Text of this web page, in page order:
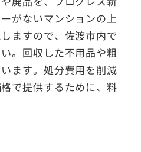
がないマンションの上
ますので、佐渡市内で
。回収した不用品や粗
ます。処分費用を削減
で提供するために、料